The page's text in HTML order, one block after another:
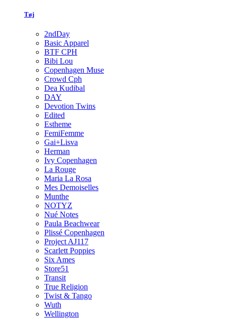
Tøj
2ndDay
Basic Apparel
BTF CPH
Bibi Lou
Copenhagen Muse
Crowd Cph
Dea Kudibal
DAY
Devotion Twins
Edited
Estheme
FemiFemme
Gai+Lisva
Herman
Ivy Copenhagen
La Rouge
Maria La Rosa
Mes Demoiselles
Munthe
NOTYZ
Nué Notes
Paula Beachwear
Plissé Copenhagen
Project AJ117
Scarlett Poppies
Six Ames
Store51
Transit
True Religion
Twist & Tango
Wuth
Wellington